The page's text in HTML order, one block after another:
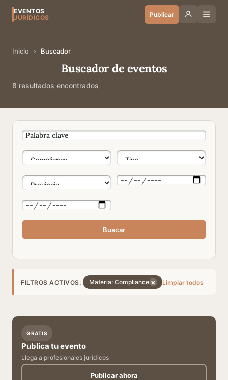
EVENTOS
JURÍDICOS
Publicar
Inicio › Buscador
Buscador de eventos
8 resultados encontrados
Buscar
FILTROS ACTIVOS: Materia: Compliance × Limpiar todos
GRATIS
Publica tu evento
Llega a profesionales jurídicos
Publicar ahora